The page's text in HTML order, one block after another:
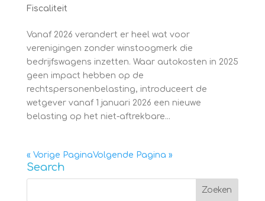
Fiscaliteit
Vanaf 2026 verandert er heel wat voor
verenigingen zonder winstoogmerk die
bedrijfswagens inzetten. Waar autokosten in 2025
geen impact hebben op de
rechtspersonenbelasting, introduceert de
wetgever vanaf 1 januari 2026 een nieuwe
belasting op het niet-aftrekbare...
« Vorige PaginaVolgende Pagina »
Search